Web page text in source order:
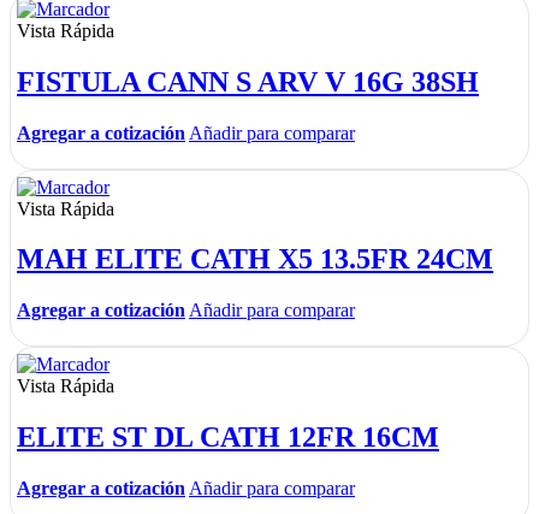
Vista Rápida
FISTULA CANN S ARV V 16G 38SH
Agregar a cotización Añadir para comparar
Vista Rápida
MAH ELITE CATH X5 13.5FR 24CM
Agregar a cotización Añadir para comparar
Vista Rápida
ELITE ST DL CATH 12FR 16CM
Agregar a cotización Añadir para comparar